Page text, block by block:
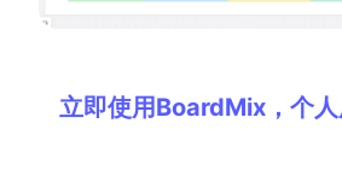
立即使用BoardMix，个